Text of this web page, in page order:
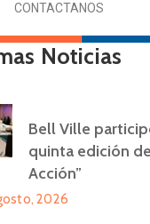
CONTACTANOS
Noticias
Bell Ville
quinta edición
Acción”
2026